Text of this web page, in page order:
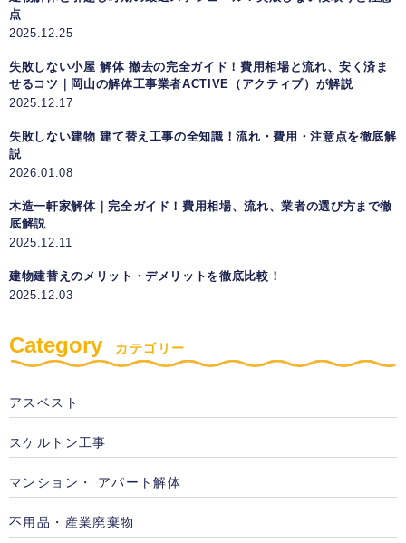
点
2025.12.25
失敗しない小屋 解体 撤去の完全ガイド！費用相場と流れ、安く済ま
せるコツ｜岡山の解体工事業者ACTIVE（アクティブ）が解説
2025.12.17
失敗しない建物 建て替え工事の全知識！流れ・費用・注意点を徹底解
説
2026.01.08
木造一軒家解体｜完全ガイド！費用相場、流れ、業者の選び方まで徹
底解説
2025.12.11
建物建替えのメリット・デメリットを徹底比較！
2025.12.03
Category カテゴリー
アスベスト
スケルトン工事
マンション・ アパート解体
不用品・産業廃棄物